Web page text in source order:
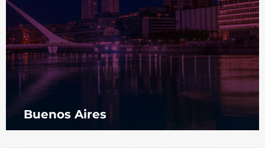
Buenos Aires